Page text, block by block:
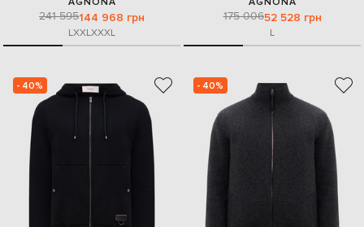
241 595144 968 грн
LXXLXXXL
175 00652 528 грн
L
- 40% - 40%